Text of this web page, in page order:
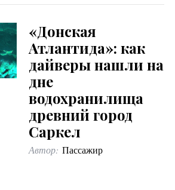
«Донская
Атлантида»: как
дайверы нашли на
дне
водохранилища
древний город
Саркел
Автор: Пассажир